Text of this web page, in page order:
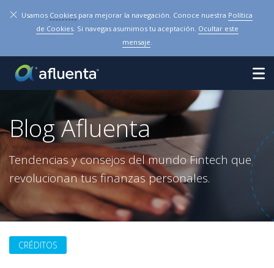
× Usamos Cookies para mejorar la navegación. Conoce nuestra Política
de Cookies. Si navegas asumimos tu aceptación. Ocultar este
mensaje.
Blog Afluenta
Tendencias y consejos del mundo Fintech que
revolucionan tus finanzas personales.
CRÉDITOS